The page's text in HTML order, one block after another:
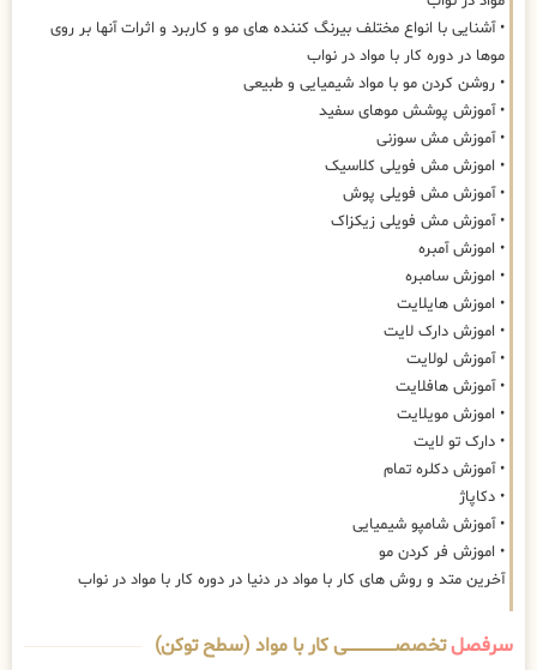
• آشنایی با انواع مختلف بیرنگ کننده های مو و کاربرد و اثرات آنها بر روی
موها در دوره کار با مواد در نواب
• روشن کردن مو با مواد شیمیایی و طبیعی
• آموزش پوشش موهای سفید
• آموزش مش سوزنی
• اموزش مش فویلی کلاسیک
• آموزش مش فویلی پوش
• آموزش مش فویلی زیکزاک
• اموزش آمبره
• اموزش سامبره
• اموزش هایلایت
• اموزش دارک لایت
• آموزش لولایت
• آموزش هافلایت
• اموزش مویلایت
• دارک تو لایت
• آموزش دکلره تمام
• دکاپاژ
• آموزش شامپو شیمیایی
• اموزش فر کردن مو
آخرین متد و روش های کار با مواد در دنیا در دوره کار با مواد در نواب
سرفصلتخصصــــــــــــــــــــی کار با مواد (سطح توکن)